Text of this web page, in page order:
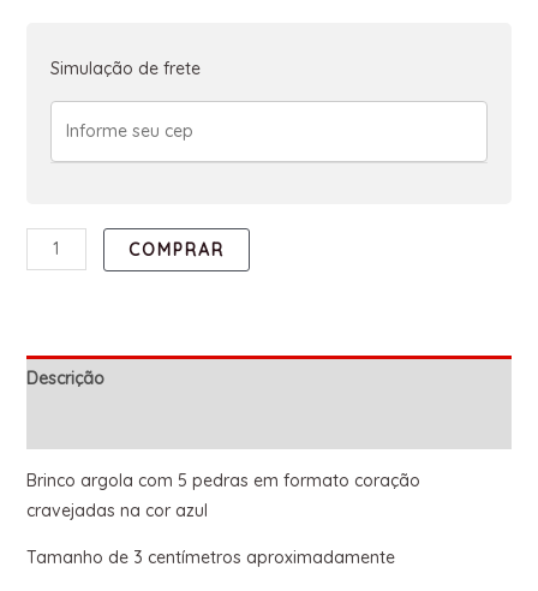
Simulação de frete
COMPRAR
Descrição
Brinco argola com 5 pedras em formato coração
cravejadas na cor azul
Tamanho de 3 centímetros aproximadamente